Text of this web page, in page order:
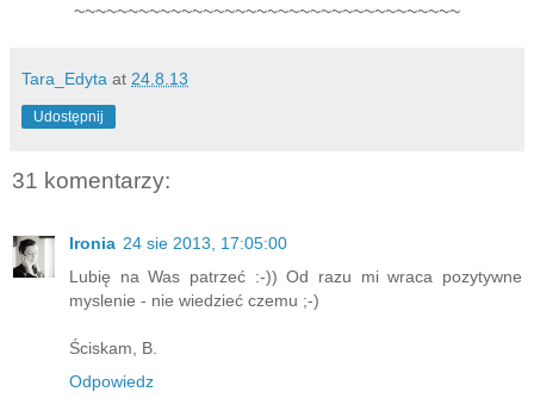
~~~~~~~~~~~~~~~~~~~~~~~~~~~~~~~~~~~~
Tara_Edyta at 24.8.13
Udostępnij
31 komentarzy:
Ironia 24 sie 2013, 17:05:00
Lubię na Was patrzeć :-)) Od razu mi wraca pozytywne
myslenie - nie wiedzieć czemu ;-)
Ściskam, B.
Odpowiedz